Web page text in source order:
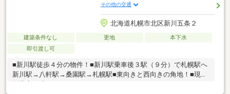
その他の交通
北海道札幌市北区新川五条２
建築条件なし 更地
本下水
即引渡し可
■新川駅徒歩４分の物件！■新川駅乗車後３駅（９分）で札幌駅へ
新川駅→八軒駅→桑園駅→札幌駅■東向きと西向きの角地！■現在